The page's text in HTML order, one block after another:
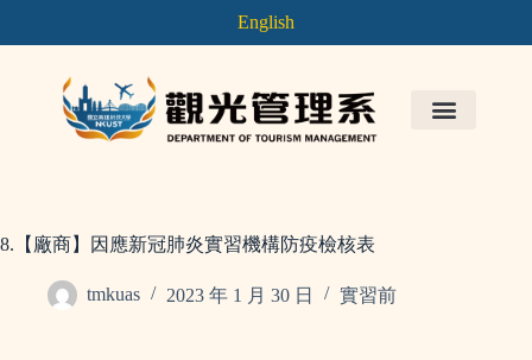
English
8.【廠商】因應新冠肺炎實習機構防疫檢核表
tmkuas 2023 年 1 月 30 日 實習前